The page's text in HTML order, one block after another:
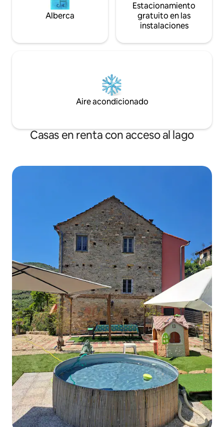
Alberca
Estacionamiento
gratuito en las
instalaciones
Aire acondicionado
Casas en renta con acceso al lago